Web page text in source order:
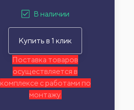
В наличии
Купить в 1 клик
Поставка товаров
осуществляется в
комплексе с работами по
монтажу.